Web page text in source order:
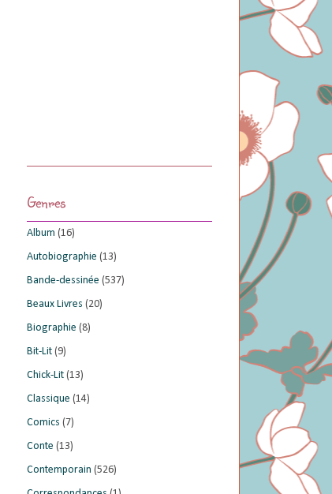
Genres
Album (16)
Autobiographie (13)
Bande-dessinée (537)
Beaux Livres (20)
Biographie (8)
Bit-Lit (9)
Chick-Lit (13)
Classique (14)
Comics (7)
Conte (13)
Contemporain (526)